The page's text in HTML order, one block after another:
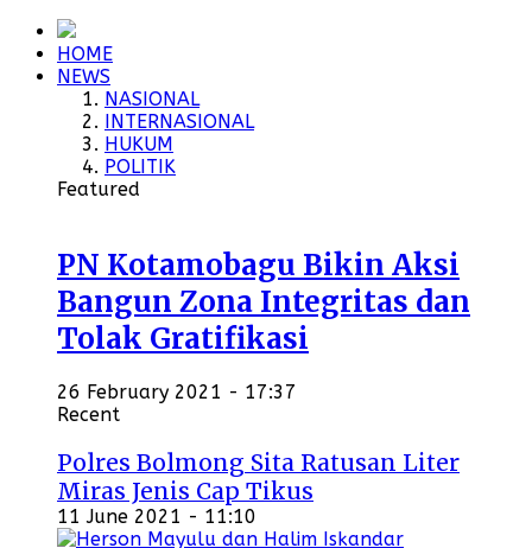
HOME
NEWS
NASIONAL
INTERNASIONAL
HUKUM
POLITIK
Featured
PN Kotamobagu Bikin Aksi
Bangun Zona Integritas dan
Tolak Gratifikasi
26 February 2021 - 17:37
Recent
Polres Bolmong Sita Ratusan Liter
Miras Jenis Cap Tikus
11 June 2021 - 11:10